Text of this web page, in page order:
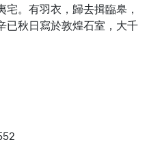
。有羽衣，歸去揖臨皋，
已秋日寫於敦煌石室，大千